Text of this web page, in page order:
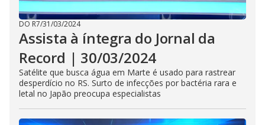
DO R7/31/03/2024
Assista à íntegra do Jornal da
Record | 30/03/2024
Satélite que busca água em Marte é usado para rastrear
desperdício no RS. Surto de infecções por bactéria rara e
letal no Japão preocupa especialistas